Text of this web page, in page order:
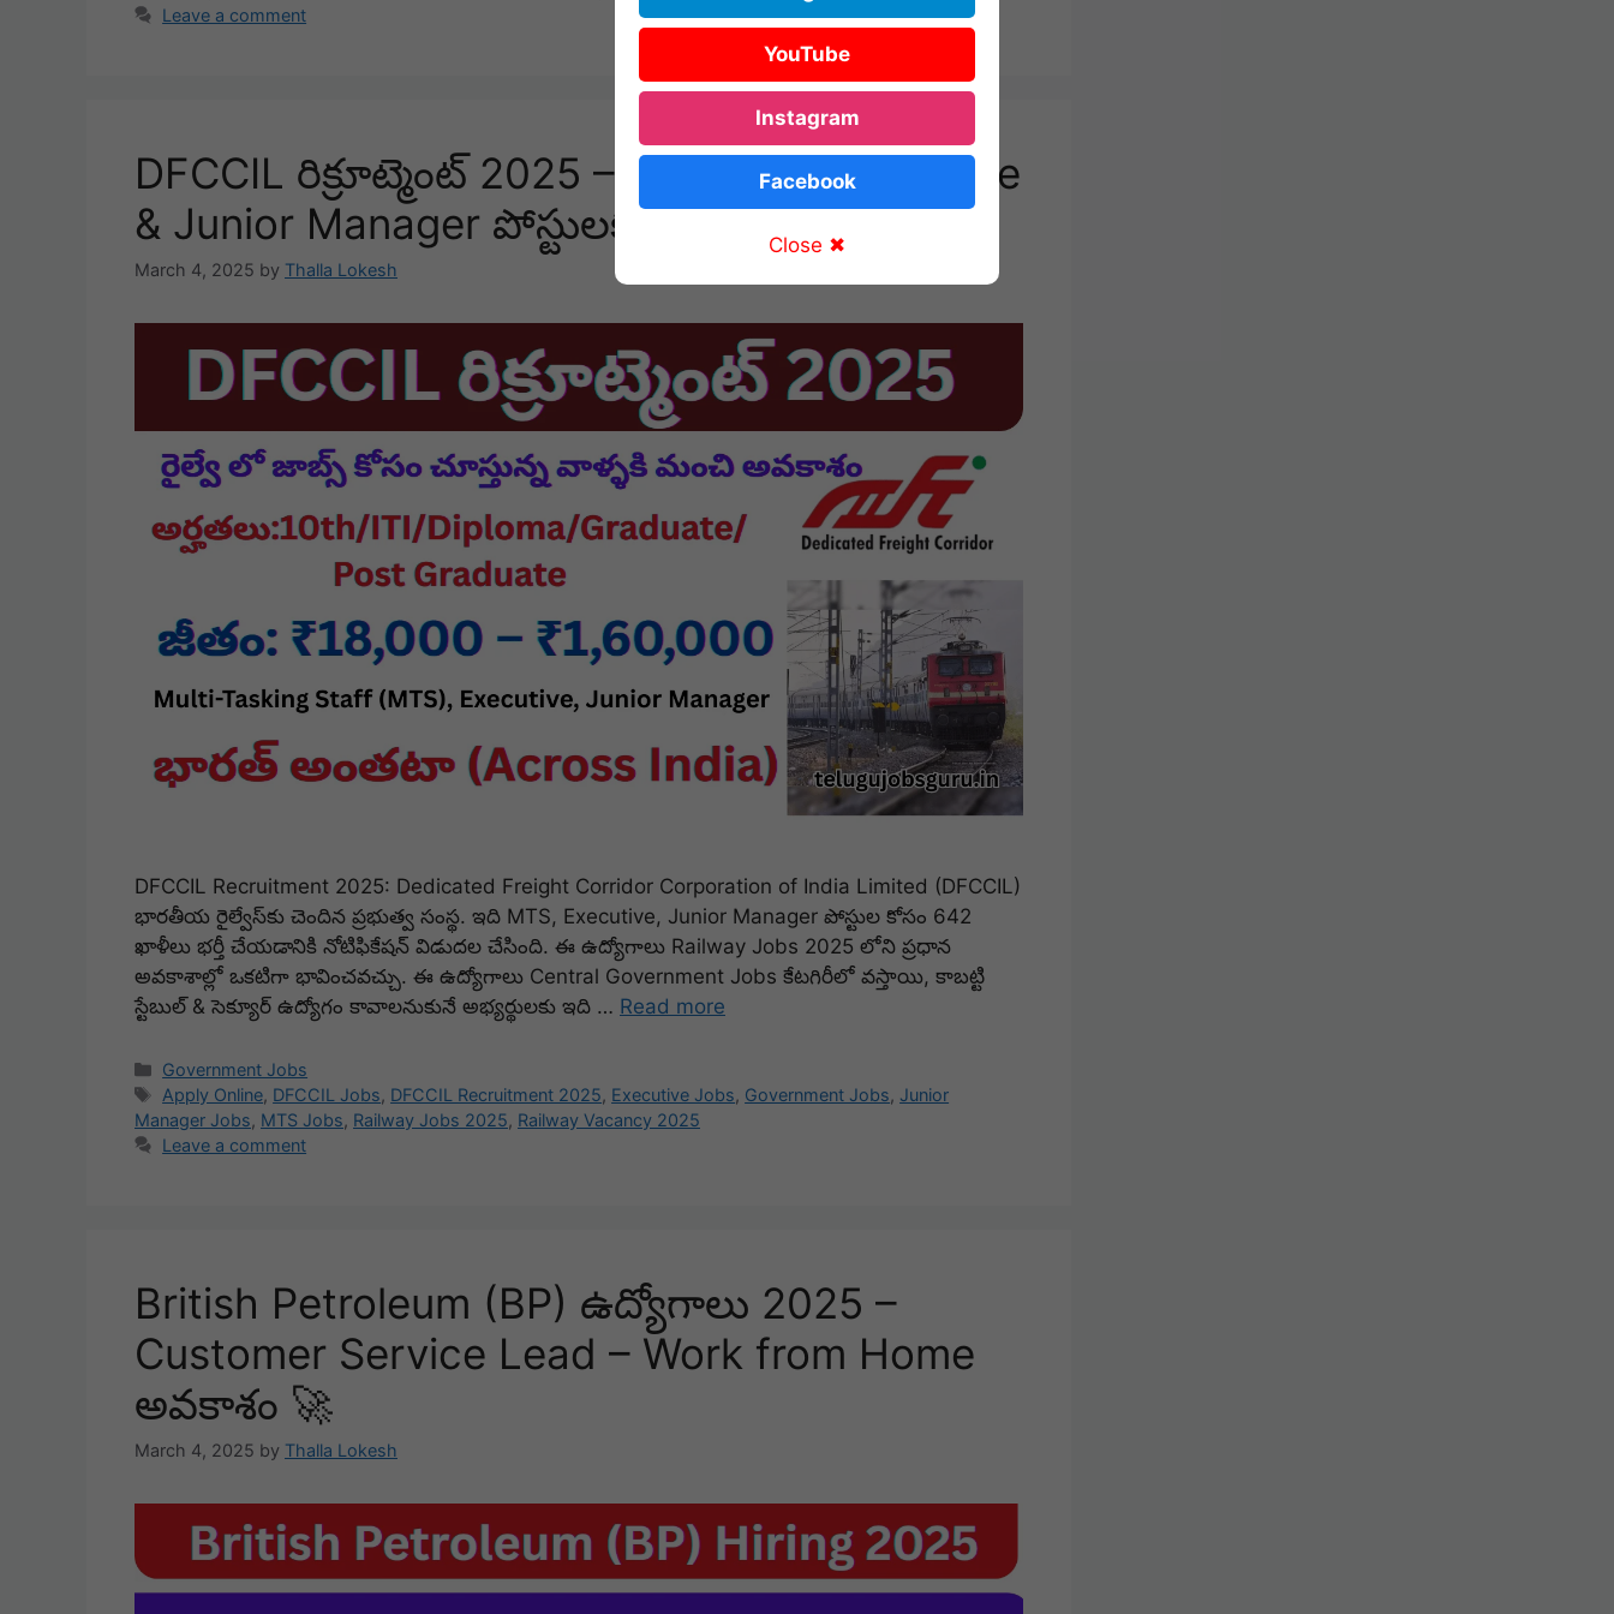
Leave a comment
DFCCIL రిక్రూట్మెంట్ 2025 – 642 MTS, Executive
& Junior Manager పోస్టులకు అప్లై చేయండి! 🚆
March 4, 2025 by Thalla Lokesh
DFCCIL Recruitment 2025: Dedicated Freight Corridor Corporation of India Limited (DFCCIL)
భారతీయ రైల్వేస్‌కు చెందిన ప్రభుత్వ సంస్థ. ఇది MTS, Executive, Junior Manager పోస్టుల కోసం 642
ఖాళీలు భర్తీ చేయడానికి నోటిఫికేషన్ విడుదల చేసింది. ఈ ఉద్యోగాలు Railway Jobs 2025 లోని ప్రధాన
అవకాశాల్లో ఒకటిగా భావించవచ్చు. ఈ ఉద్యోగాలు Central Government Jobs కేటగిరీలో వస్తాయి, కాబట్టి
స్టేబుల్ & సెక్యూర్ ఉద్యోగం కావాలనుకునే అభ్యర్థులకు ఇది … Read more
Categories
Government Jobs
Tags
Apply Online, DFCCIL Jobs, DFCCIL Recruitment 2025, Executive Jobs, Government Jobs, Junior
Manager Jobs, MTS Jobs, Railway Jobs 2025, Railway Vacancy 2025
Leave a comment
British Petroleum (BP) ఉద్యోగాలు 2025 –
Customer Service Lead – Work from Home
అవకాశం 🚀
March 4, 2025 by Thalla Lokesh
YouTube
Instagram
Facebook
Close ✖